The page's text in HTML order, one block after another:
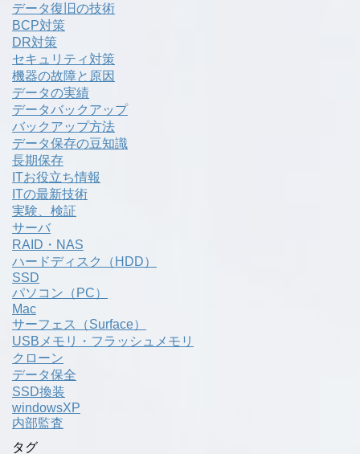
データ復旧の技術
BCP対策
DR対策
セキュリティ対策
機器の故障と原因
データの実績
データバックアップ
バックアップ方法
データ保存の豆知識
長期保存
ITお役立ち情報
ITの最新技術
実験、検証
サーバ
RAID・NAS
ハードディスク（HDD）
SSD
パソコン（PC）
Mac
サーフェス（Surface）
USBメモリ・フラッシュメモリ
クローン
データ保全
SSD換装
windowsXP
内部監査
タグ